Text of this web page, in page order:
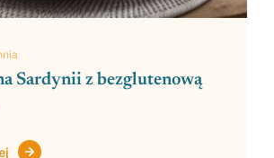
Sardynii z bezglutenową